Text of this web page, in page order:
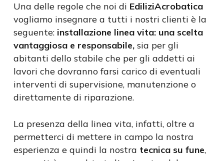
Una delle regole che noi di EdiliziAcrobatica
vogliamo insegnare a tutti i nostri clienti è la
seguente: installazione linea vita: una scelta
vantaggiosa e responsabile,sia per gli
abitanti dello stabile che per gli addetti ai
lavori che dovranno farsi carico di eventuali
interventi di supervisione, manutenzione o
direttamente di riparazione.
La presenza della linea vita, infatti, oltre a
permetterci di mettere in campo la nostra
esperienza e quindi la nostra tecnica su fune,